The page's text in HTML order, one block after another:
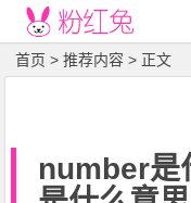
首页 >推荐内容 > 正文
number是